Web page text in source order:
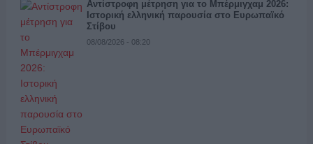
Αντίστροφη μέτρηση για το Μπέρμιγχαμ 2026:
Ιστορική ελληνική παρουσία στο Ευρωπαϊκό
Στίβου
08/08/2026 - 08:20